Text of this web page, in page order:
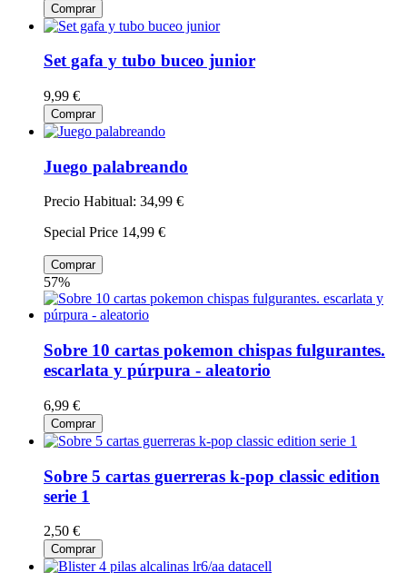
Comprar
Set gafa y tubo buceo junior
9,99 €
Comprar
Juego palabreando
Precio Habitual: 34,99 €
Special Price 14,99 €
Comprar
57%
Sobre 10 cartas pokemon chispas fulgurantes.
escarlata y púrpura - aleatorio
6,99 €
Comprar
Sobre 5 cartas guerreras k-pop classic edition
serie 1
2,50 €
Comprar